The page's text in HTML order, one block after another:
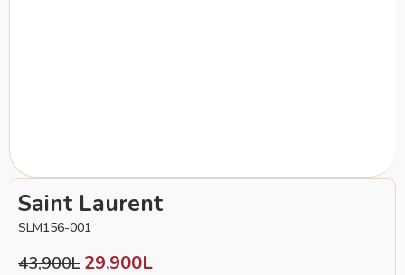
Saint Laurent
SLM156-001
43,900L 29,900L